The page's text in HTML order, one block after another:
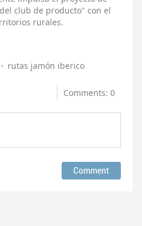
club de producto" con el
rurales.
rutas jamón iberico
Comments: 0